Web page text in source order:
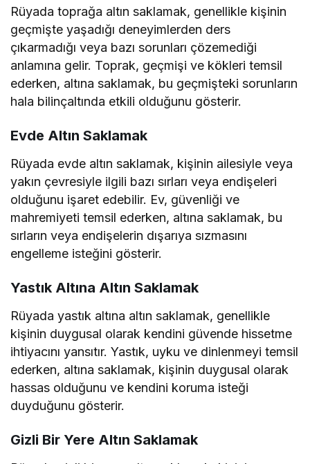
Rüyada toprağa altın saklamak, genellikle kişinin
geçmişte yaşadığı deneyimlerden ders
çıkarmadığı veya bazı sorunları çözemediği
anlamına gelir. Toprak, geçmişi ve kökleri temsil
ederken, altına saklamak, bu geçmişteki sorunların
hala bilinçaltında etkili olduğunu gösterir.
Evde Altın Saklamak
Rüyada evde altın saklamak, kişinin ailesiyle veya
yakın çevresiyle ilgili bazı sırları veya endişeleri
olduğunu işaret edebilir. Ev, güvenliği ve
mahremiyeti temsil ederken, altına saklamak, bu
sırların veya endişelerin dışarıya sızmasını
engelleme isteğini gösterir.
Yastık Altına Altın Saklamak
Rüyada yastık altına altın saklamak, genellikle
kişinin duygusal olarak kendini güvende hissetme
ihtiyacını yansıtır. Yastık, uyku ve dinlenmeyi temsil
ederken, altına saklamak, kişinin duygusal olarak
hassas olduğunu ve kendini koruma isteği
duyduğunu gösterir.
Gizli Bir Yere Altın Saklamak